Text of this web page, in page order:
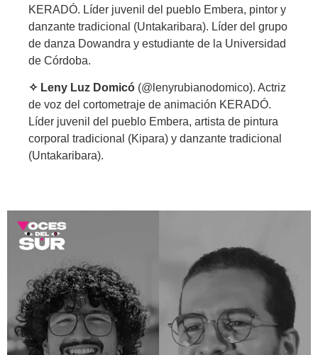
KERADÓ. Líder juvenil del pueblo Embera, pintor y
danzante tradicional (Untakaribara). Líder del grupo
de danza Dowandra y estudiante de la Universidad
de Córdoba.
✧ Leny Luz Domicó (@lenyrubianodomico). Actriz
de voz del cortometraje de animación KERADÓ.
Líder juvenil del pueblo Embera, artista de pintura
corporal tradicional (Kipara) y danzante tradicional
(Untakaribara).